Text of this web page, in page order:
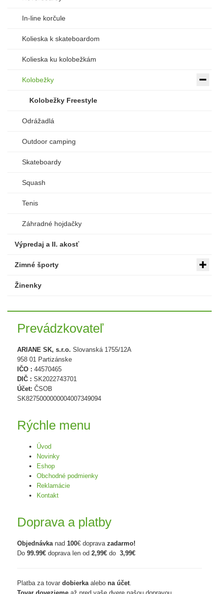
In-line korčule
Kolieska k skateboardom
Kolieska ku kolobežkám
Kolobežky
Kolobežky Freestyle
Odrážadlá
Outdoor camping
Skateboardy
Squash
Tenis
Záhradné hojdačky
Výpredaj a II. akosť
Zimné športy
Žinenky
Prevádzkovateľ
ARIANE SK, s.r.o. Slovanská 1755/12A
958 01 Partizánske
IČO : 44570465
DIČ : SK2022743701
Účet: ČSOB
SK8275000000004007349094
Rýchle menu
Úvod
Novinky
Eshop
Obchodné podmienky
Reklamácie
Kontakt
Doprava a platby
Objednávkanad 100€ doprava zadarmo!
Do 99.99€ doprava len od 2,99€ do 3,99€
Platba za tovar dobierkaalebo na účet.